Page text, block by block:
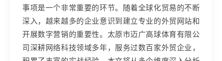
事项是一个非常重要的环节。随着全球化贸易的不断
深入，越来越多的企业意识到建立专业的外贸网站和
开展数字营销的重要性。太原市迈广高球体育有限公
司深耕网络科技领域多年，服务过数百家外贸企业，